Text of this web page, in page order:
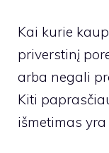
Kai kurie
priverstinį
arba negali
Kiti
išmetimas